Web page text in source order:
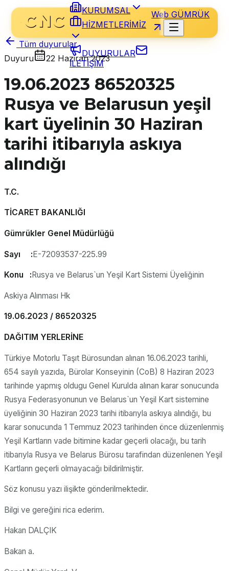
KURUMSAL
HİZMETLERİMİZ
DUYURULAR
İLETİŞİM
Web GÜMRÜK
Tüm duyurular
Duyuru
22 Haziran 2023
19.06.2023 86520325
Rusya ve Belarusun yeşil
kart üyelinin 30 Haziran
tarihi itibarıyla askıya
alındığı
T.C.
TİCARET BAKANLIĞI
Gümrükler Genel Müdürlüğü
Sayı :E-72093537-225.99
Konu : Rusya ve Belarus`un Yeşil Kart Sistemi Üyeliğinin
Askiya Alınması Hk
19.06.2023 / 86520325
DAĞITIM YERLERİNE
Türkiye Motorlu Taşıt Bürosundan alınan 16.06.2023 tarihli,
654 sayılı yazıda, Bürolar Konseyinin (CoB) 8 Haziran 2023
tarihinde yapmış oldugu Genel Kurulda alınan karar sonucunda
Rusya Federasyonunun ve Belarus`un Yeşil Kart sistemine
üyeliğinin 30 Haziran 2023 tarihi itibarıyla askıya alındığı, bu
karar sonucunda 1 Temmuz 2023 tarihinden önce düzenlenmiş
Yeşil Kartların vade bitimine kadar geçerli olacağı, bu tarih
itibarıyla Rusya ve Belarus Bürosu tarafindan düzenlenen Yeşil
Kartların geçerli olmayacağı bildirilmiştir.
Söz konusu yazı ilişikte gönderilmektedir.
Bilgi ve gereğini rica ederim.
Hakan DALÇIK
Bakan a.